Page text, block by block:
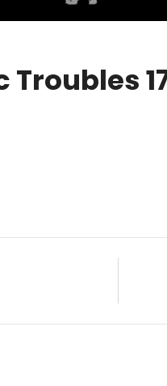
Troubles